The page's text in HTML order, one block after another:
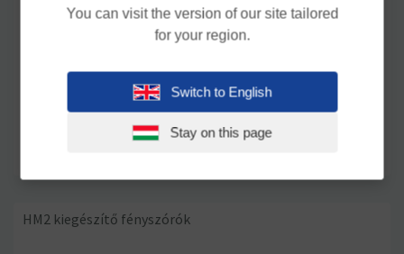
HM2 kiegészítő fényszórók
You can visit the version of our site tailored
for your region.
Switch to English
Stay on this page